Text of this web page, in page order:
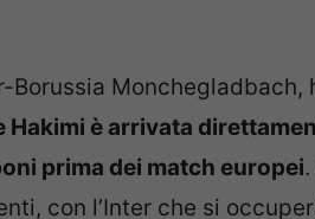
Monchegladbach,
è arrivata
prima dei match europei
con l’Inter che si